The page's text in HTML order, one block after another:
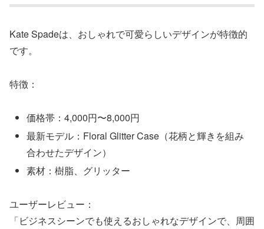
Kate Spadeは、おしゃれで可愛らしいデザインが特徴的
です。
特徴：
価格帯：4,000円〜8,000円
最新モデル：Floral Glitter Case（花柄と輝きを組み
合わせたデザイン）
素材：樹脂、グリッター
ユーザーレビュー：
「ビジネスシーンでも使えるおしゃれなデザインで、周囲